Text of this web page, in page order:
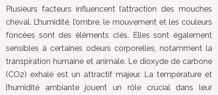
Plusieurs facteurs influencent l’attraction des mouches
cheval. L’humidité, l’ombre, le mouvement et les couleurs
foncées sont des éléments clés. Elles sont également
sensibles à certaines odeurs corporelles, notamment la
transpiration humaine et animale. Le dioxyde de carbone
(CO2) exhalé est un attractif majeur. La température et
l’humidité ambiante jouent un rôle crucial dans leur